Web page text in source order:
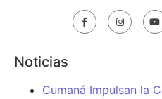
Noticias
Cumaná Impulsan la